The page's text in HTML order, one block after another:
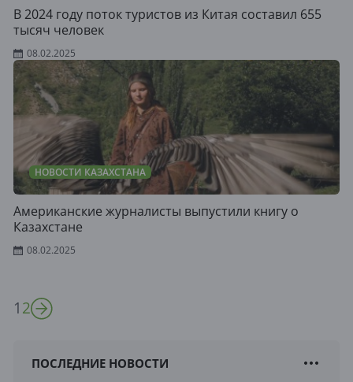
В 2024 году поток туристов из Китая составил 655
тысяч человек
08.02.2025
НОВОСТИ КАЗАХСТАНА
Американские журналисты выпустили книгу о
Казахстане
08.02.2025
12
ПОСЛЕДНИЕ НОВОСТИ